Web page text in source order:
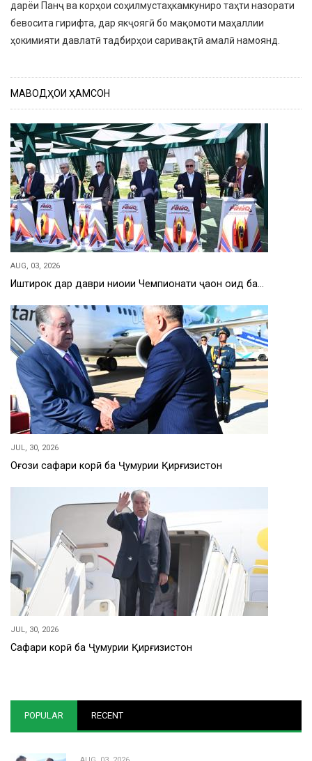
дарёи Панҷ ва корҳои соҳилмустаҳкамкуниро таҳти назорати
бевосита гирифта, дар якҷоягӣ бо мақомоти маҳаллии
ҳокимияти давлатӣ тадбирҳои саривақтӣ амалӣ намоянд.
МАВОДҲОИ ҲАМСОН
AUG, 03, 2026
Иштирок дар даври ниҳоии Чемпионати ҷаҳон оид ба…
JUL, 30, 2026
Оғози сафари корӣ ба Ҷумҳурии Қирғизистон
JUL, 30, 2026
Сафари корӣ ба Ҷумҳурии Қирғизистон
POPULAR RECENT